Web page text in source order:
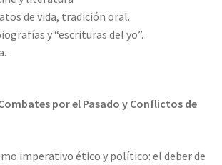
de vida, tradición oral.
y “escrituras del yo”.
por el Pasado y Conflictos de
imperativo ético y político: el deber de